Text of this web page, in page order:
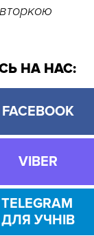
НА НАС:
FACEBOOK
VIBER
TELEGRAM
ДЛЯ УЧНІВ